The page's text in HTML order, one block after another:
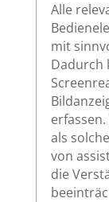
Alle
mit
Dadurch
als
von
die